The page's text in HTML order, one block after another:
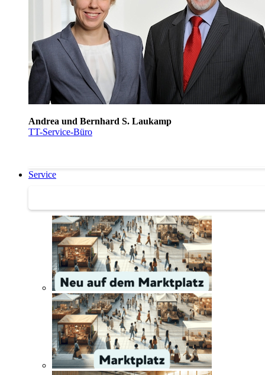
Andrea und Bernhard S. Laukamp
TT-Service-Büro
Service